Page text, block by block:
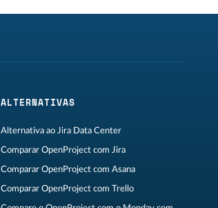
ALTERNATIVAS
Alternativa ao Jira Data Center
Comparar OpenProject com Jira
Comparar OpenProject com Asana
Comparar OpenProject com Trello